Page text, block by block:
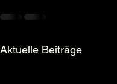
Aktuelle Beiträge